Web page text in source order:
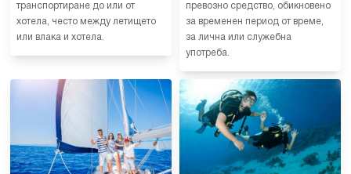
транспортиране до или от
хотела, често между летището
или влака и хотела.
превозно средство, обикновено
за временен период от време,
за лична или служебна
употреба.